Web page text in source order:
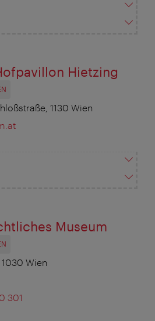
Hietzing
1130 Wien
Museum
Wien
301